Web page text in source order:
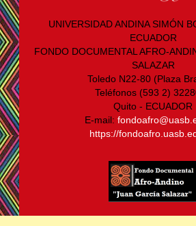
UNIVERSIDAD ANDINA SIMÓN
ECUADOR
FONDO DOCUMENTAL AFRO-
SALAZAR
Toledo N22-80 (Plaza
Teléfonos (593 2)
Quito - ECUADOR
E-mail:
https://